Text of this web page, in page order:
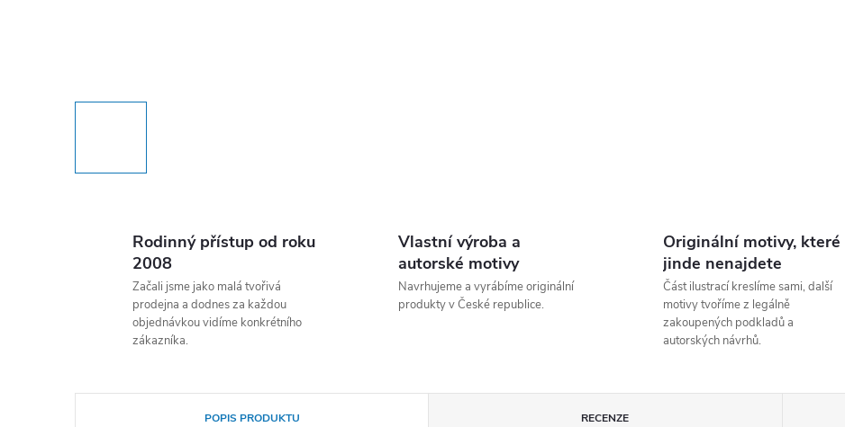
Rodinný přístup od roku
2008
Začali jsme jako malá tvořivá
prodejna a dodnes za každou
objednávkou vidíme konkrétního
zákazníka.
Vlastní výroba a
autorské motivy
Navrhujeme a vyrábíme originální
produkty v České republice.
Originální motivy, které
jinde nenajdete
Část ilustrací kreslíme sami, další
motivy tvoříme z legálně
zakoupených podkladů a
autorských návrhů.
POPIS PRODUKTU RECENZE